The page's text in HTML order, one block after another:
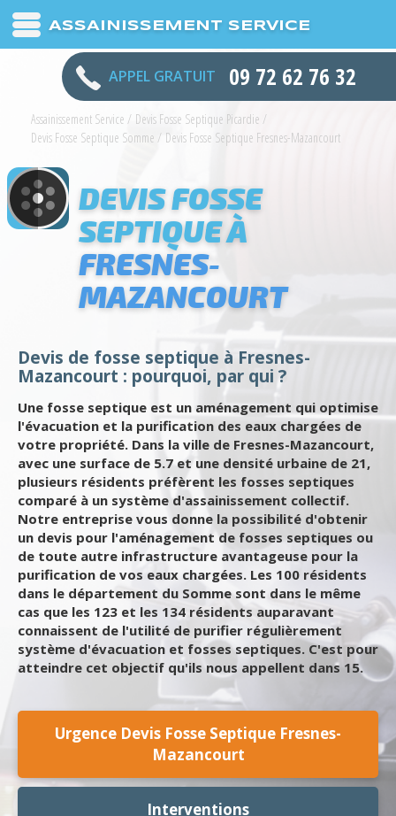
ASSAINISSEMENT SERVICE
APPEL GRATUIT 09 72 62 76 32
Assainissement Service / Devis Fosse Septique Picardie /
Devis Fosse Septique Somme / Devis Fosse Septique Fresnes-Mazancourt
DEVIS FOSSE
SEPTIQUE À
FRESNES-
MAZANCOURT
Devis de fosse septique à Fresnes-
Mazancourt : pourquoi, par qui ?
Une fosse septique est un aménagement qui optimise
l'évacuation et la purification des eaux chargées de
votre propriété. Dans la ville de Fresnes-Mazancourt,
avec une surface de 5.7 et une densité urbaine de 21,
plusieurs résidents préfèrent les fosses septiques
comparé à un système d'assainissement collectif.
Notre entreprise vous donne la possibilité d'obtenir
un devis pour l'aménagement de fosses septiques ou
de toute autre infrastructure avantageuse pour la
purification de vos eaux chargées. Les 100 résidents
dans le département du Somme sont dans le même
cas que les 123 et les 134 résidents auparavant
connaissent de l'utilité de purifier régulièrement
système d'évacuation et fosses septiques. C'est pour
atteindre cet objectif qu'ils nous appellent dans 15.
Urgence Devis Fosse Septique Fresnes-
Mazancourt
Interventions